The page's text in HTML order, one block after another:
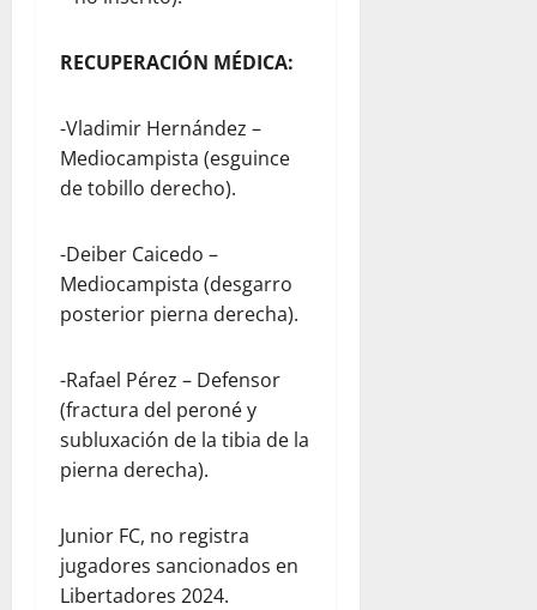
RECUPERACIÓN MÉDICA:
-Vladimir Hernández –
Mediocampista (esguince
de tobillo derecho).
-Deiber Caicedo –
Mediocampista (desgarro
posterior pierna derecha).
-Rafael Pérez – Defensor
(fractura del peroné y
subluxación de la tibia de la
pierna derecha).
Junior FC, no registra
jugadores sancionados en
Libertadores 2024.